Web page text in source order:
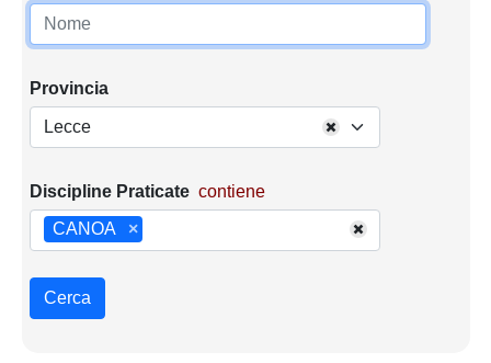
Provincia
Lecce
Discipline Praticate contiene
×
CANOA
Cerca